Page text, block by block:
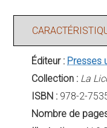
Éditeur : Presses
Collection : La
ISBN : 978-2-
Nombre de